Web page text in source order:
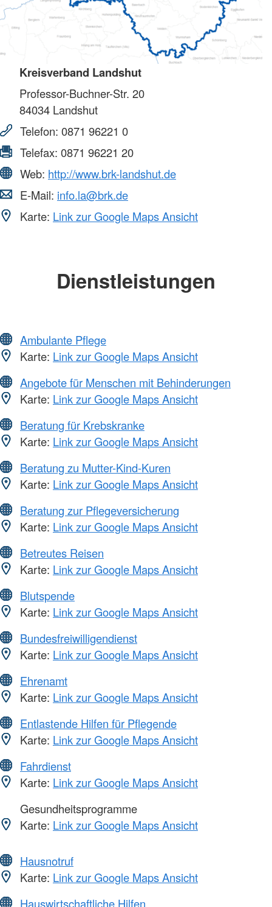
Kreisverband Landshut
Professor-Buchner-Str. 20
84034 Landshut
Telefon: 0871 96221 0
Telefax: 0871 96221 20
Web: http://www.brk-landshut.de
E-Mail: info.la@brk.de
Karte: Link zur Google Maps Ansicht
Dienstleistungen
Ambulante Pflege
Karte: Link zur Google Maps Ansicht
Angebote für Menschen mit Behinderungen
Karte: Link zur Google Maps Ansicht
Beratung für Krebskranke
Karte: Link zur Google Maps Ansicht
Beratung zu Mutter-Kind-Kuren
Karte: Link zur Google Maps Ansicht
Beratung zur Pflegeversicherung
Karte: Link zur Google Maps Ansicht
Betreutes Reisen
Karte: Link zur Google Maps Ansicht
Blutspende
Karte: Link zur Google Maps Ansicht
Bundesfreiwilligendienst
Karte: Link zur Google Maps Ansicht
Ehrenamt
Karte: Link zur Google Maps Ansicht
Entlastende Hilfen für Pflegende
Karte: Link zur Google Maps Ansicht
Fahrdienst
Karte: Link zur Google Maps Ansicht
Gesundheitsprogramme
Karte: Link zur Google Maps Ansicht
Hausnotruf
Karte: Link zur Google Maps Ansicht
Hauswirtschaftliche Hilfen